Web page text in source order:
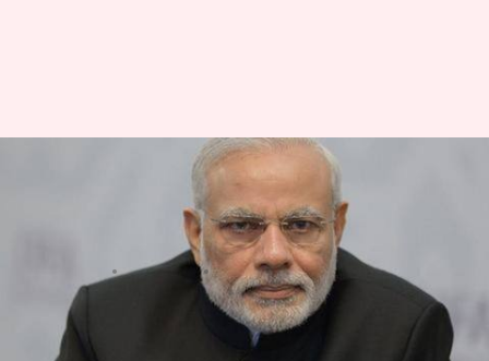
प्रधानमंत्री ने जताई अर्थव्यवस्था पटरी
पर लौटने की उम्मीद, कहा- मुझे
भारतीयों की क्षमता पर भरोसा
Jun 02, 2020 01:52 pm
क्या है खबर?